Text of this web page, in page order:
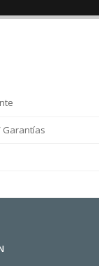
Garantías